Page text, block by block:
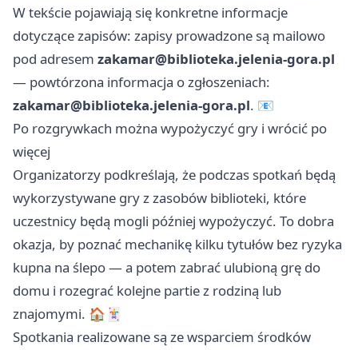
W tekście pojawiają się konkretne informacje
dotyczące zapisów: zapisy prowadzone są mailowo
pod adresem zakamar@biblioteka.jelenia-gora.pl
— powtórzona informacja o zgłoszeniach:
zakamar@biblioteka.jelenia-gora.pl. 📧
Po rozgrywkach można wypożyczyć gry i wrócić po
więcej
Organizatorzy podkreślają, że podczas spotkań będą
wykorzystywane gry z zasobów biblioteki, które
uczestnicy będą mogli później wypożyczyć. To dobra
okazja, by poznać mechanikę kilku tytułów bez ryzyka
kupna na ślepo — a potem zabrać ulubioną grę do
domu i rozegrać kolejne partie z rodziną lub
znajomymi. 🏠🃏
Spotkania realizowane są ze wsparciem środków